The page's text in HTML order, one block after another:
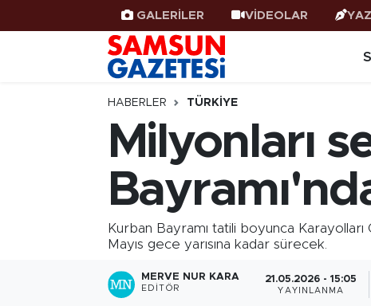
GALERİLER VİDEOLAR
HABERLER TÜRKIYE
Milyonları
Kurban Bayramı tatili boyunca
Mayıs gece yarısına kadar sürecek.
MERVE NUR KARA
EDITÖR
21.05.2026 - 15:05
YAYINLANMA
Samsun Haber
Samsunspor
Samsun Rehberi
Resmi İlanlar
Samsun Nöbetçi Eczaneler
Samsun Hava Durumu
SAMSUN Namaz Vakitleri
Samsun Trafik Yoğunluk Haritası
Süper Lig Puan Durumu ve Fikstür